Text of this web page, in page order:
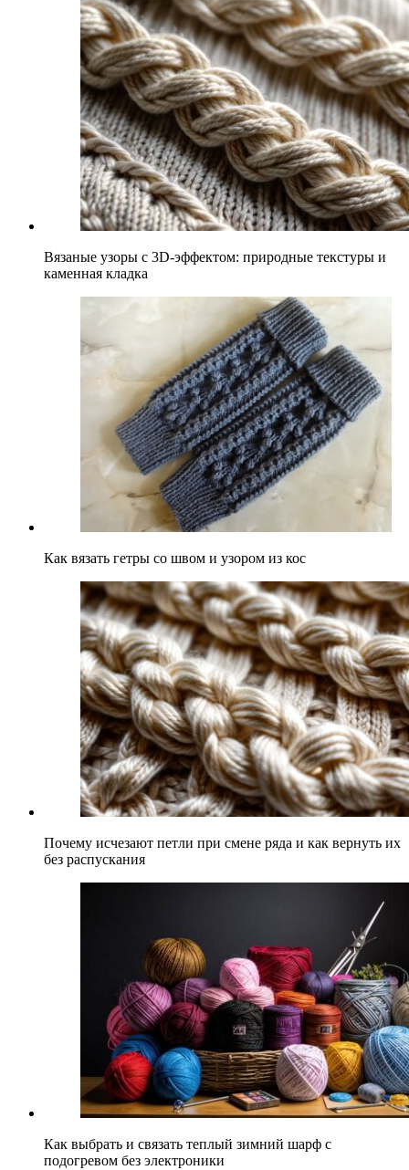
Вязаные узоры с 3D-эффектом: природные текстуры и
каменная кладка
Как вязать гетры со швом и узором из кос
Почему исчезают петли при смене ряда и как вернуть их
без распускания
Как выбрать и связать теплый зимний шарф с
подогревом без электроники